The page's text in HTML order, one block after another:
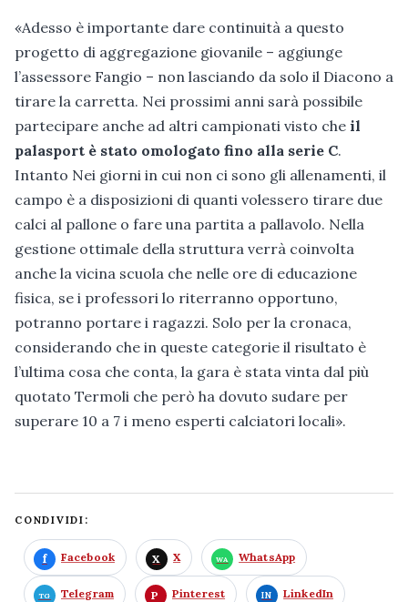
«Adesso è importante dare continuità a questo
progetto di aggregazione giovanile – aggiunge
l’assessore Fangio – non lasciando da solo il Diacono a
tirare la carretta. Nei prossimi anni sarà possibile
partecipare anche ad altri campionati visto che il
palasport è stato omologato fino alla serie C.
Intanto Nei giorni in cui non ci sono gli allenamenti, il
campo è a disposizioni di quanti volessero tirare due
calci al pallone o fare una partita a pallavolo. Nella
gestione ottimale della struttura verrà coinvolta
anche la vicina scuola che nelle ore di educazione
fisica, se i professori lo riterranno opportuno,
potranno portare i ragazzi. Solo per la cronaca,
considerando che in queste categorie il risultato è
l’ultima cosa che conta, la gara è stata vinta dal più
quotato Termoli che però ha dovuto sudare per
superare 10 a 7 i meno esperti calciatori locali».
CONDIVIDI:
Facebook X WhatsApp
Telegram Pinterest LinkedIn